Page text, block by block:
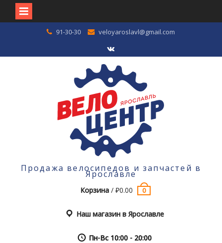
91-30-30 veloyaroslavl@gmail.com
VK
Продажа велосипедов и запчастей в
Ярославле
Корзина /₽0.00 0
Наш магазин в Ярославле
Пн-Вс 10:00 - 20:00